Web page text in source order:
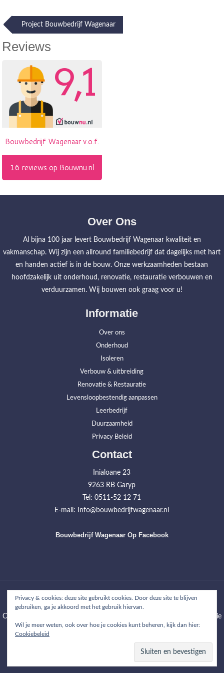
Post
navigation
Project Bouwbedrijf Wagenaar
Reviews
Over Ons
Al bijna 100 jaar levert Bouwbedrijf Wagenaar kwaliteit en
vakmanschap. Wij zijn een allround familiebedrijf dat dagelijks met hart
en handen actief is in de bouw. Onze werkzaamheden bestaan
hoofdzakelijk uit onderhoud, renovatie, restauratie verbouwen en
verduurzamen. Wij bouwen ook graag voor u!
Informatie
Over ons
Onderhoud
Isoleren
Verbouw & uitbreiding
Renovatie & Restauratie
Levensloopbestendig aanpassen
Leerbedrijf
Duurzaamheid
Privacy Beleid
Contact
Inialoane 23
9263 RB Garyp
Tel: 0511-52 12 71
E-mail: Info@bouwbedrijfwagenaar.nl
Bouwbedrijf Wagenaar Op Facebook
Home Werkzaamheden Projecten Over ons Contact
Copyright © 2026
| WordPress Theme: Wimpie
Lite by8degree Themes
Privacy & cookies: deze site gebruikt cookies. Door deze site te blijven
gebruiken, ga je akkoord met het gebruik hiervan.
Wil je meer weten, ook over hoe je cookies kunt beheren, kijk dan hier:
Cookiebeleid